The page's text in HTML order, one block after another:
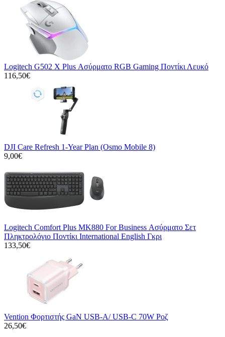
Logitech G502 X Plus Ασύρματο RGB Gaming Ποντίκι Λευκό
116,50€
DJI Care Refresh 1-Year Plan (Osmo Mobile 8)
9,00€
Logitech Comfort Plus MK880 For Business Ασύρματο Σετ
Πληκτρολόγιο Ποντίκι International English Γκρι
133,50€
Vention Φορτιστής GaN USB-A/ USB-C 70W Ροζ
26,50€